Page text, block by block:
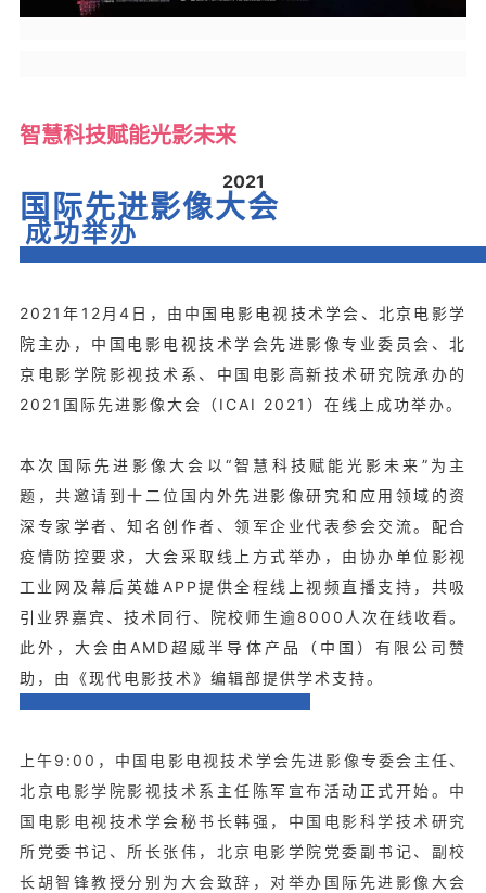
智慧科技赋能光影未来
2021
国际先进影像大会
成功举办
2021年12月4日，由中国电影电视技术学会、北京电影学
院主办，中国电影电视技术学会先进影像专业委员会、北
京电影学院影视技术系、中国电影高新技术研究院承办的
2021国际先进影像大会（ICAI 2021）在线上成功举办。
本次国际先进影像大会以“智慧科技赋能光影未来”为主
题，共邀请到十二位国内外先进影像研究和应用领域的资
深专家学者、知名创作者、领军企业代表参会交流。配合
疫情防控要求，大会采取线上方式举办，由协办单位影视
工业网及幕后英雄APP提供全程线上视频直播支持，共吸
引业界嘉宾、技术同行、院校师生逾8000人次在线收看。
此外，大会由AMD超威半导体产品（中国）有限公司赞
助，由《现代电影技术》编辑部提供学术支持。
上午9:00，中国电影电视技术学会先进影像专委会主任、
北京电影学院影视技术系主任陈军宣布活动正式开始。中
国电影电视技术学会秘书长韩强，中国电影科学技术研究
所党委书记、所长张伟，北京电影学院党委副书记、副校
长胡智锋教授分别为大会致辞，对举办国际先进影像大会